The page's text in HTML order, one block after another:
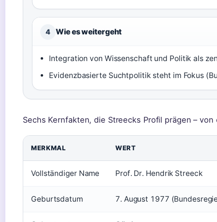
4 Wie es weitergeht
Integration von Wissenschaft und Politik als
Evidenzbasierte Suchtpolitik steht im Fokus
Sechs Kernfakten, die Streecks Profil prägen –
MERKMAL WERT
Vollständiger Name Prof. Dr. Hendrik Streeck
Geburtsdatum 7. August 1977